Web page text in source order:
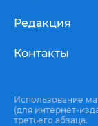
Редакция
Контакты
Использование
(для интернет-
третьего абзаца.